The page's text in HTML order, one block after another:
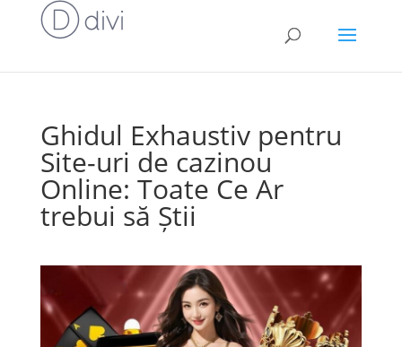
Ghidul Exhaustiv pentru
Site-uri de cazinou
Online: Toate Ce Ar
trebui să Știi